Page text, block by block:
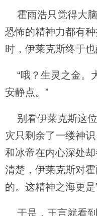
霍雨浩只觉得大
恐怖的精神力都有
时，伊莱克斯终于也
“哦？生灵之金。
安静点。”
别看伊莱克斯这
灾只剩余了一缕神
和冰帝在内心深处
清楚，伊莱克斯对
的。这精神之海更是
于是，王言就看